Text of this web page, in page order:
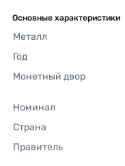
Основные характеристики
Металл
Год
Монетный двор
Номинал
Страна
Правитель